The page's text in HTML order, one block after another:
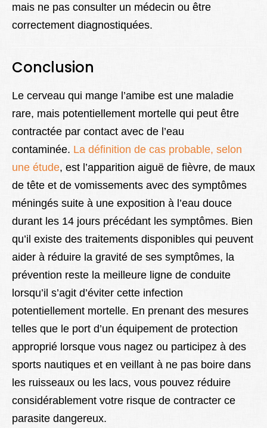
mais ne pas consulter un médecin ou être
correctement diagnostiquées.
Conclusion
Le cerveau qui mange l’amibe est une maladie
rare, mais potentiellement mortelle qui peut être
contractée par contact avec de l’eau
contaminée. La définition de cas probable, selon
une étude, est l’apparition aiguë de fièvre, de maux
de tête et de vomissements avec des symptômes
méningés suite à une exposition à l’eau douce
durant les 14 jours précédant les symptômes. Bien
qu’il existe des traitements disponibles qui peuvent
aider à réduire la gravité de ses symptômes, la
prévention reste la meilleure ligne de conduite
lorsqu’il s’agit d’éviter cette infection
potentiellement mortelle. En prenant des mesures
telles que le port d’un équipement de protection
approprié lorsque vous nagez ou participez à des
sports nautiques et en veillant à ne pas boire dans
les ruisseaux ou les lacs, vous pouvez réduire
considérablement votre risque de contracter ce
parasite dangereux.